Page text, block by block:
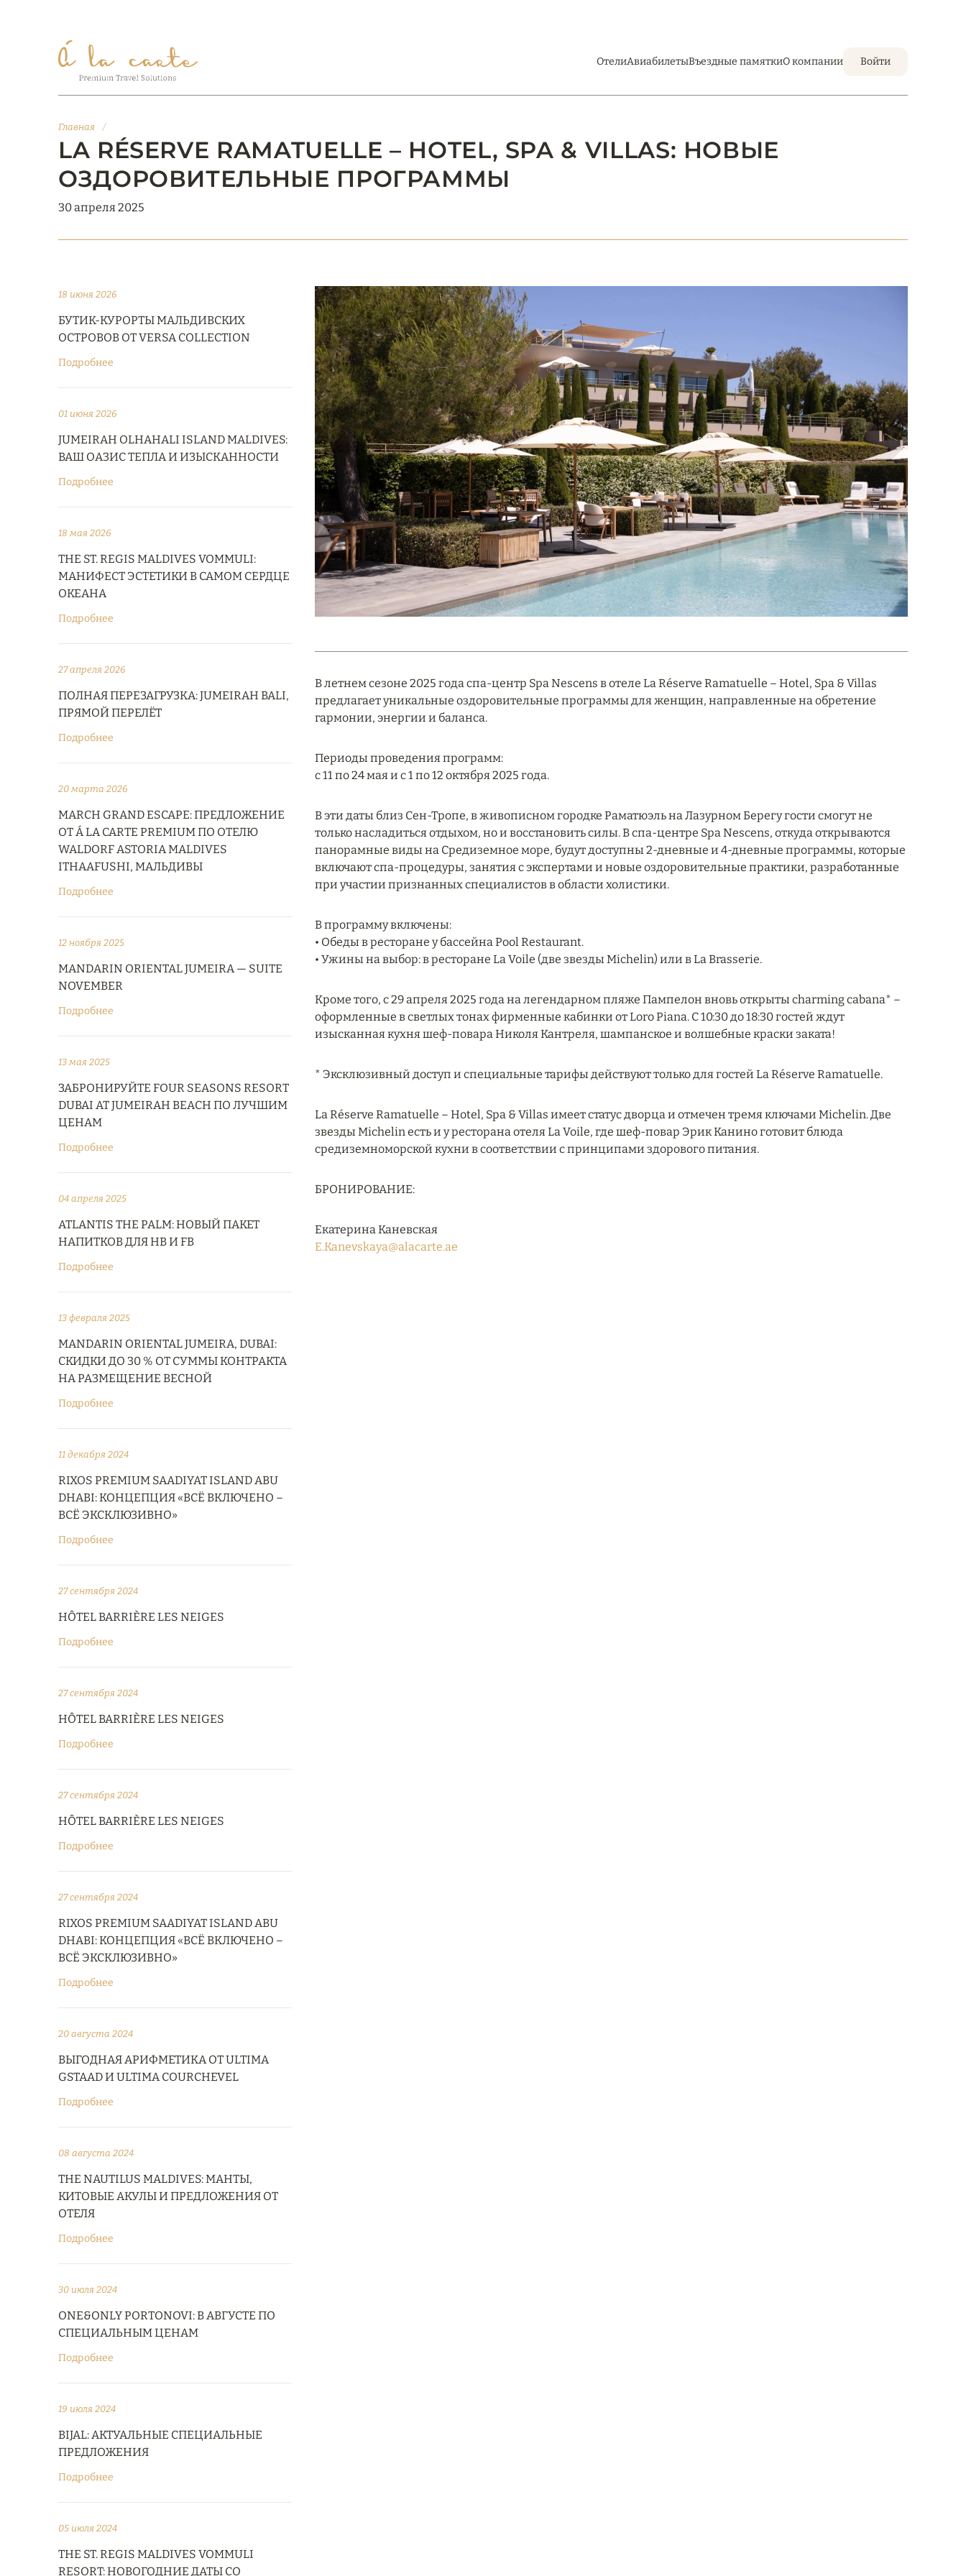
ОтелиАвиабилетыВъездные памяткиО компании Войти
Главная /
LA RÉSERVE RAMATUELLE – HOTEL, SPA & VILLAS: НОВЫЕ
ОЗДОРОВИТЕЛЬНЫЕ ПРОГРАММЫ
30 апреля 2025
18 июня 2026
БУТИК-КУРОРТЫ МАЛЬДИВСКИХ
ОСТРОВОВ ОТ VERSA COLLECTION
Подробнее
01 июня 2026
JUMEIRAH OLHAHALI ISLAND MALDIVES:
ВАШ ОАЗИС ТЕПЛА И ИЗЫСКАННОСТИ
Подробнее
18 мая 2026
THE ST. REGIS MALDIVES VOMMULI:
МАНИФЕСТ ЭСТЕТИКИ В САМОМ СЕРДЦЕ
ОКЕАНА
Подробнее
27 апреля 2026
ПОЛНАЯ ПЕРЕЗАГРУЗКА: JUMEIRAH BALI,
ПРЯМОЙ ПЕРЕЛЁТ
Подробнее
20 марта 2026
MARCH GRAND ESCAPE: ПРЕДЛОЖЕНИЕ
ОТ Á LA CARTE PREMIUM ПО ОТЕЛЮ
WALDORF ASTORIA MALDIVES
ITHAAFUSHI, МАЛЬДИВЫ
Подробнее
12 ноября 2025
MANDARIN ORIENTAL JUMEIRA — SUITE
NOVEMBER
Подробнее
13 мая 2025
ЗАБРОНИРУЙТЕ FOUR SEASONS RESORT
DUBAI AT JUMEIRAH BEACH ПО ЛУЧШИМ
ЦЕНАМ
Подробнее
04 апреля 2025
ATLANTIS THE PALM: НОВЫЙ ПАКЕТ
НАПИТКОВ ДЛЯ HB И FB
Подробнее
13 февраля 2025
MANDARIN ORIENTAL JUMEIRA, DUBAI:
СКИДКИ ДО 30 % ОТ СУММЫ КОНТРАКТА
НА РАЗМЕЩЕНИЕ ВЕСНОЙ
Подробнее
11 декабря 2024
RIXOS PREMIUM SAADIYAT ISLAND ABU
DHABI: КОНЦЕПЦИЯ «ВСЁ ВКЛЮЧЕНО –
ВСЁ ЭКСКЛЮЗИВНО»
Подробнее
27 сентября 2024
HÔTEL BARRIÈRE LES NEIGES
Подробнее
27 сентября 2024
HÔTEL BARRIÈRE LES NEIGES
Подробнее
27 сентября 2024
HÔTEL BARRIÈRE LES NEIGES
Подробнее
27 сентября 2024
RIXOS PREMIUM SAADIYAT ISLAND ABU
DHABI: КОНЦЕПЦИЯ «ВСЁ ВКЛЮЧЕНО –
ВСЁ ЭКСКЛЮЗИВНО»
Подробнее
20 августа 2024
ВЫГОДНАЯ АРИФМЕТИКА ОТ ULTIMA
GSTAAD И ULTIMA COURCHEVEL
Подробнее
08 августа 2024
THE NAUTILUS MALDIVES: МАНТЫ,
КИТОВЫЕ АКУЛЫ И ПРЕДЛОЖЕНИЯ ОТ
ОТЕЛЯ
Подробнее
30 июля 2024
ONE&ONLY PORTONOVI: В АВГУСТЕ ПО
СПЕЦИАЛЬНЫМ ЦЕНАМ
Подробнее
19 июля 2024
BIJAL: АКТУАЛЬНЫЕ СПЕЦИАЛЬНЫЕ
ПРЕДЛОЖЕНИЯ
Подробнее
05 июля 2024
THE ST. REGIS MALDIVES VOMMULI
RESORT: НОВОГОДНИЕ ДАТЫ СО
В летнем сезоне 2025 года спа-центр Spa Nescens в отеле La Réserve Ramatuelle – Hotel, Spa & Villas
предлагает уникальные оздоровительные программы для женщин, направленные на обретение
гармонии, энергии и баланса.
Периоды проведения программ:
с 11 по 24 мая и с 1 по 12 октября 2025 года.
В эти даты близ Сен-Тропе, в живописном городке Раматюэль на Лазурном Берегу гости смогут не
только насладиться отдыхом, но и восстановить силы. В спа-центре Spa Nescens, откуда открываются
панорамные виды на Средиземное море, будут доступны 2-дневные и 4-дневные программы, которые
включают спа-процедуры, занятия с экспертами и новые оздоровительные практики, разработанные
при участии признанных специалистов в области холистики.
В программу включены:
• Обеды в ресторане у бассейна Pool Restaurant.
• Ужины на выбор: в ресторане La Voile (две звезды Michelin) или в La Brasserie.
Кроме того, с 29 апреля 2025 года на легендарном пляже Пампелон вновь открыты charming cabana* –
оформленные в светлых тонах фирменные кабинки от Loro Piana. С 10:30 до 18:30 гостей ждут
изысканная кухня шеф-повара Николя Кантреля, шампанское и волшебные краски заката!
* Эксклюзивный доступ и специальные тарифы действуют только для гостей La Réserve Ramatuelle.
La Réserve Ramatuelle – Hotel, Spa & Villas имеет статус дворца и отмечен тремя ключами Michelin. Две
звезды Michelin есть и у ресторана отеля La Voile, где шеф-повар Эрик Канино готовит блюда
средиземноморской кухни в соответствии с принципами здорового питания.
БРОНИРОВАНИЕ:
Екатерина Каневская
E.Kanevskaya@alacarte.ae